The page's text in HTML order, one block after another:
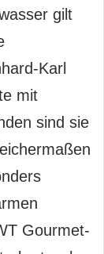
gilt
Karl
mit
sind sie
Gourmet-